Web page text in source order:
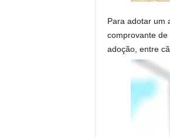
Para adotar um
comprovante
adoção, entre